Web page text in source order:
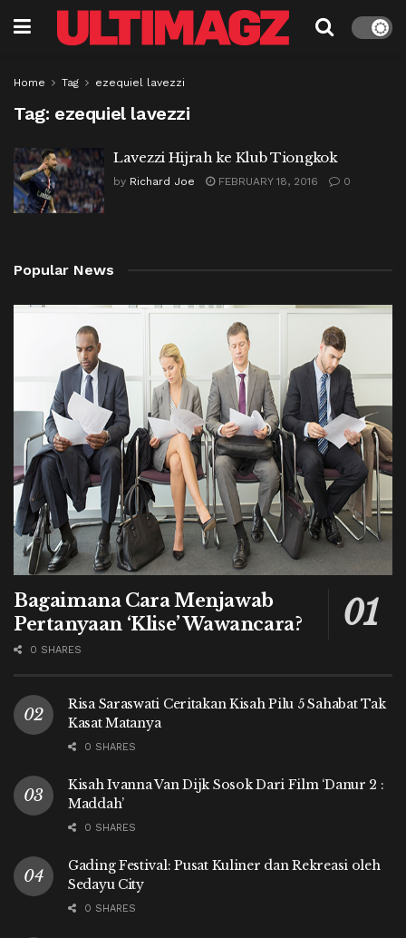
Home Tag ezequiel lavezzi
Tag: ezequiel lavezzi
Lavezzi Hijrah ke Klub Tiongkok
by Richard Joe FEBRUARY 18, 2016 0
Popular News
Bagaimana Cara Menjawab
Pertanyaan ‘Klise’ Wawancara?
0 SHARES
Risa Saraswati Ceritakan Kisah Pilu 5 Sahabat Tak
Kasat Matanya
0 SHARES
Kisah Ivanna Van Dijk Sosok Dari Film ‘Danur 2 :
Maddah’
0 SHARES
Gading Festival: Pusat Kuliner dan Rekreasi oleh
Sedayu City
0 SHARES